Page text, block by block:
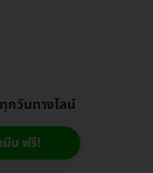
วันทางไลน์
น ฟรี!